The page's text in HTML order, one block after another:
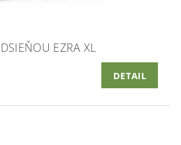
EZRA XL
DETAIL